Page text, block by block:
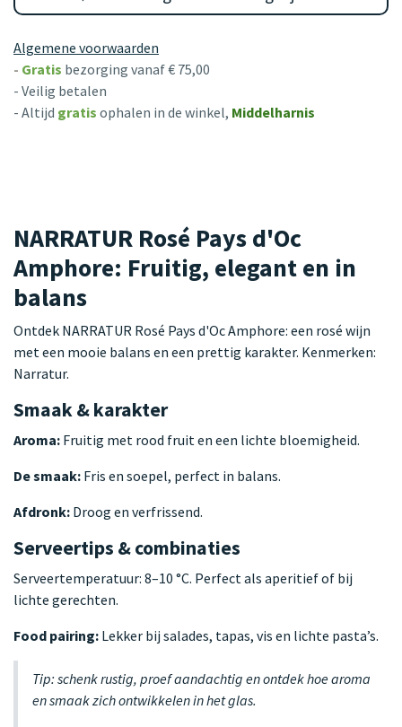
Algemene voorwaarden
- Gratis bezorging vanaf € 75,00
- Veilig betalen
- Altijd gratis ophalen in de winkel, Middelharnis
NARRATUR Rosé Pays d'Oc
Amphore: Fruitig, elegant en in
balans
Ontdek NARRATUR Rosé Pays d'Oc Amphore: een rosé wijn
met een mooie balans en een prettig karakter. Kenmerken:
Narratur.
Smaak & karakter
Aroma: Fruitig met rood fruit en een lichte bloemigheid.
De smaak: Fris en soepel, perfect in balans.
Afdronk: Droog en verfrissend.
Serveertips & combinaties
Serveertemperatuur: 8–10 °C. Perfect als aperitief of bij
lichte gerechten.
Food pairing: Lekker bij salades, tapas, vis en lichte pasta’s.
Tip: schenk rustig, proef aandachtig en ontdek hoe aroma
en smaak zich ontwikkelen in het glas.